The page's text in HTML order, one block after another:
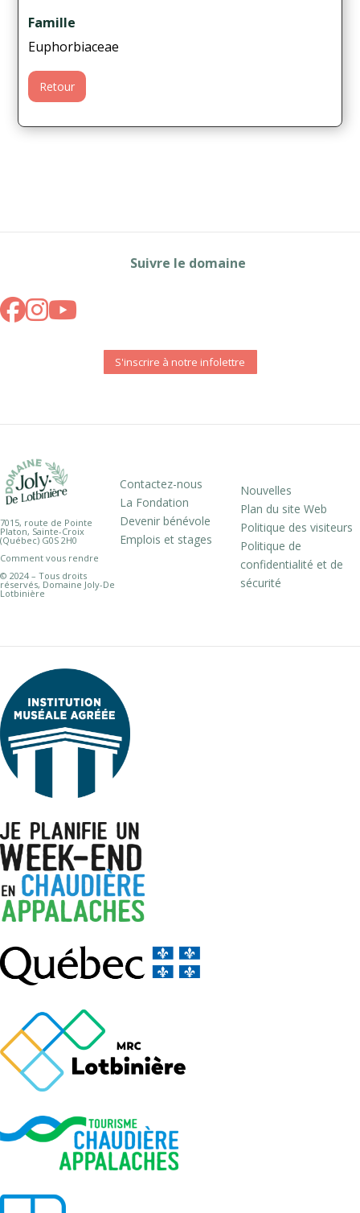
Famille
Euphorbiaceae
Retour
Suivre le domaine
S'inscrire à notre infolettre
7015, route de Pointe
Platon, Sainte-Croix
(Québec) G0S 2H0
Comment vous rendre
© 2024 – Tous droits
réservés, Domaine Joly-De
Lotbinière
Contactez-nous
La Fondation
Devenir bénévole
Emplois et stages
Nouvelles
Plan du site Web
Politique des visiteurs
Politique de
confidentialité et de
sécurité